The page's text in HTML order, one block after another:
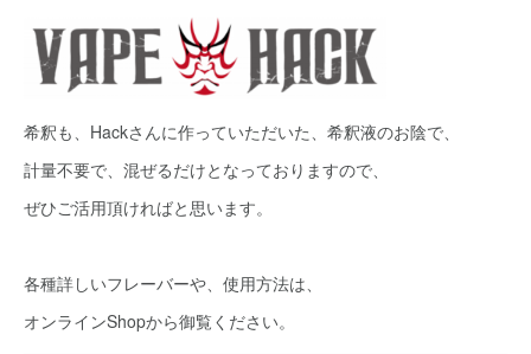
希釈も、Hackさんに作っていただいた、希釈液のお陰で、
計量不要で、混ぜるだけとなっておりますので、
ぜひご活用頂ければと思います。
各種詳しいフレーバーや、使用方法は、
オンラインShopから御覧ください。